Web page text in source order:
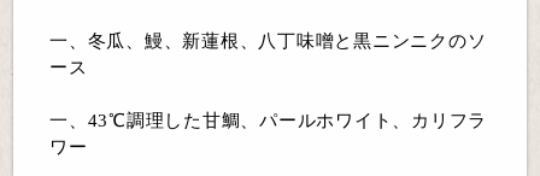
一、冬瓜、鰻、新蓮根、八丁味噌と黒ニンニクのソ
ース
一、43℃調理した甘鯛、パールホワイト、カリフラ
ワー